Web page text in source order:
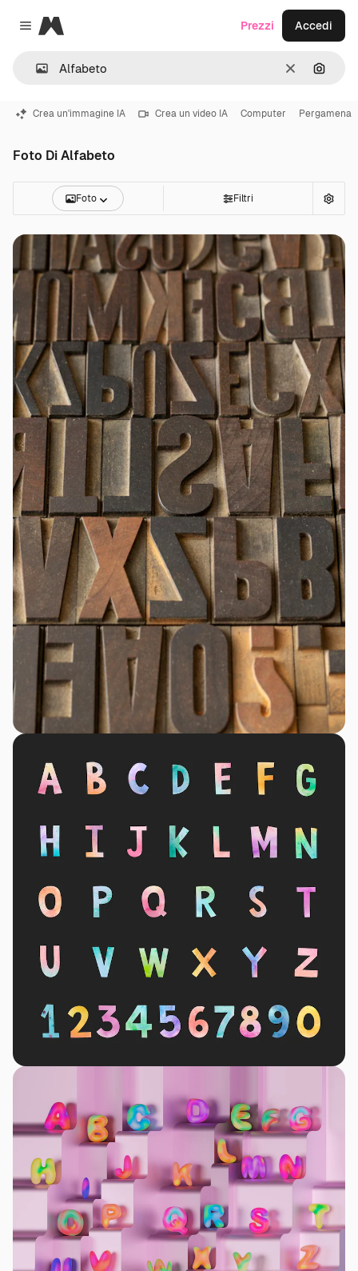
Close menu
Magnific
CancellaCerca
Prezzi Accedi
Crea un'immagine IA Crea un video IA Computer Pergamena
Foto Di Alfabeto
Foto Filtri